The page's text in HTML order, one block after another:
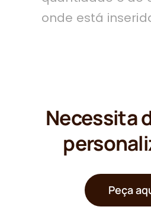
onde está
Necessita
Peça